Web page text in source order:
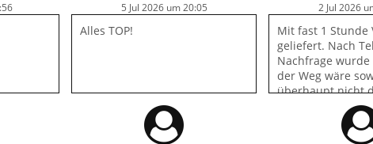
5 Jul 2026 um 20:05
Alles TOP!
2 Jul 2026
Mit fast 1 Stunde
geliefert. Nach
Nachfrage wurde
der Weg wäre
überhaupt nicht
entspricht und
vorher anrufen,
können. Sehr